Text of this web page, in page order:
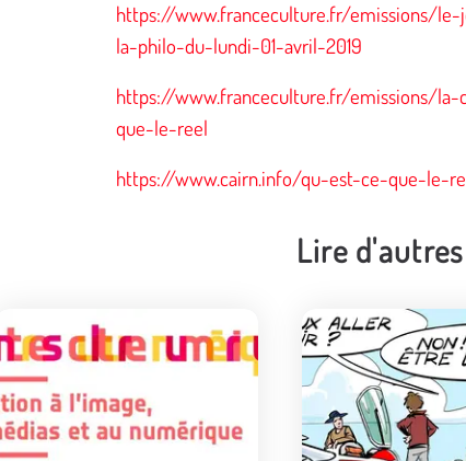
https://www.franceculture.fr/emissions/
la-philo-du-lundi-01-avril-2019
https://www.franceculture.fr/emissions/
que-le-reel
https://www.cairn.info/qu-est-ce-que-le-
Lire